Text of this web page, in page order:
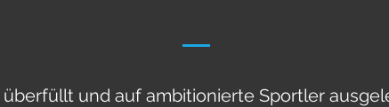
und auf ambitionierte Sportler